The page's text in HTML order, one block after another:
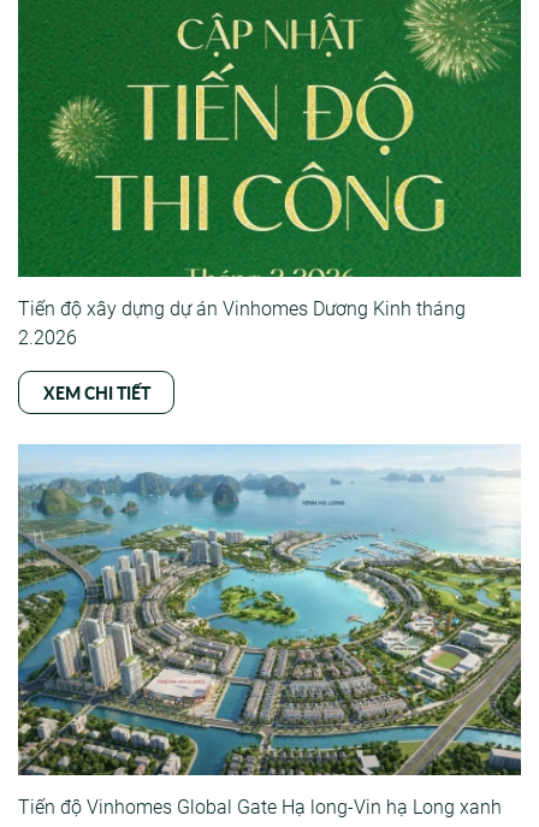
Tiến độ xây dựng dự án Vinhomes Dương Kinh tháng
2.2026
XEM CHI TIẾT
Tiến độ Vinhomes Global Gate Hạ long-Vin hạ Long xanh